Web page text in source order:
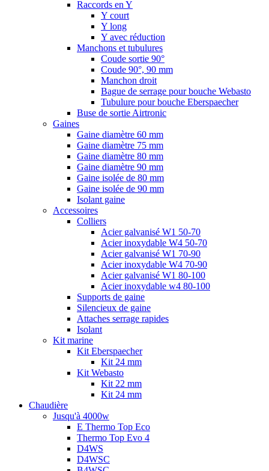
Raccords en Y
Y court
Y long
Y avec réduction
Manchons et tubulures
Coude sortie 90°
Coude 90°, 90 mm
Manchon droit
Bague de serrage pour bouche Webasto
Tubulure pour bouche Eberspaecher
Buse de sortie Airtronic
Gaines
Gaine diamètre 60 mm
Gaine diamètre 75 mm
Gaine diamètre 80 mm
Gaine diamètre 90 mm
Gaine isolée de 80 mm
Gaine isolée de 90 mm
Isolant gaine
Accessoires
Colliers
Acier galvanisé W1 50-70
Acier inoxydable W4 50-70
Acier galvanisé W1 70-90
Acier inoxydable W4 70-90
Acier galvanisé W1 80-100
Acier inoxydable w4 80-100
Supports de gaine
Silencieux de gaine
Attaches serrage rapides
Isolant
Kit marine
Kit Eberspaecher
Kit 24 mm
Kit Webasto
Kit 22 mm
Kit 24 mm
Chaudière
Jusqu'à 4000w
E Thermo Top Eco
Thermo Top Evo 4
D4WS
D4WSC